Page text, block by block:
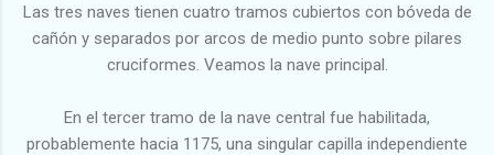
Las tres naves tienen cuatro tramos cubiertos con bóveda de
cañón y separados por arcos de medio punto sobre pilares
cruciformes. Veamos la nave principal.
En el tercer tramo de la nave central fue habilitada,
probablemente hacia 1175, una singular capilla independiente